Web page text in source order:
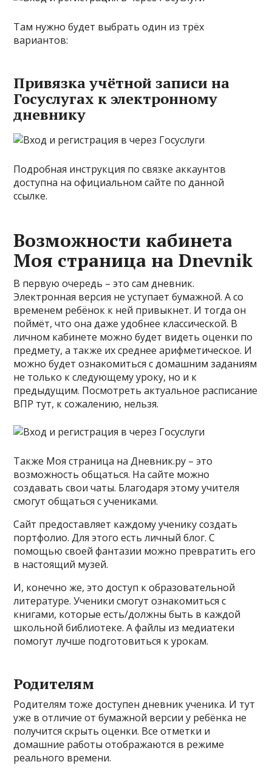
Там нужно будет выбрать один из трёх
вариантов:
Привязка учётной записи на
Госуслугах к электронному
дневнику
Подробная инструкция по связке аккаунтов
доступна на официальном сайте по данной
ссылке.
Возможности кабинета
Моя страница на Dnevnik
В первую очередь – это сам дневник.
Электронная версия не уступает бумажной. А со
временем ребёнок к ней привыкнет. И тогда он
поймёт, что она даже удобнее классической. В
личном кабинете можно будет видеть оценки по
предмету, а также их среднее арифметическое. И
можно будет ознакомиться с домашним заданиям
не только к следующему уроку, но и к
предыдущим. Посмотреть актуальное расписание
ВПР тут, к сожалению, нельзя.
Также Моя страница на Дневник.ру – это
возможность общаться. На сайте можно
создавать свои чаты. Благодаря этому учителя
смогут общаться с учениками.
Сайт предоставляет каждому ученику создать
портфолио. Для этого есть личный блог. С
помощью своей фантазии можно превратить его
в настоящий музей.
И, конечно же, это доступ к образовательной
литературе. Ученики смогут ознакомиться с
книгами, которые есть/должны быть в каждой
школьной библиотеке. А файлы из медиатеки
помогут лучше подготовиться к урокам.
Родителям
Родителям тоже доступен дневник ученика. И тут
уже в отличие от бумажной версии у ребёнка не
получится скрыть оценки. Все отметки и
домашние работы отображаются в режиме
реального времени.